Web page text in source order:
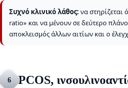
Συχνό κλινικό λάθος: να στηρίζεται
ratio» και να μένουν σε δεύτερο
αποκλεισμός άλλων αιτίων και ο
6 PCOS,